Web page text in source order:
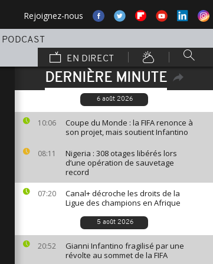
Rejoignez-nous
PODCAST
EN DIRECT
DERNIÈRE MINUTE
6 août 2026
10:06
Coupe du Monde : la FIFA renonce à
son projet, mais soutient Infantino
08:11
Nigeria : 308 otages libérés lors
d’une opération de sauvetage
record
07:20
Canal+ décroche les droits de la
Ligue des champions en Afrique
5 août 2026
20:52
Gianni Infantino fragilisé par une
révolte au sommet de la FIFA